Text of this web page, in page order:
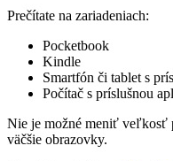
Prečítate na zariadeniach:
Pocketbook
Kindle
Smartfón či tablet s
Počítač s príslušnou
Nie je možné meniť veľkosť
väčšie obrazovky.